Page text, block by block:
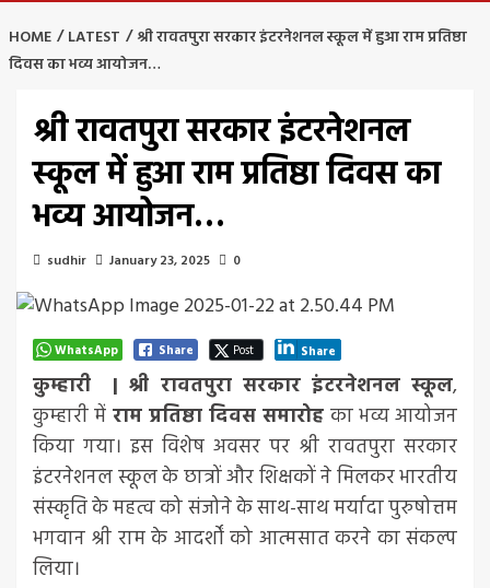
HOME LATEST
श्री रावतपुरा सरकार इंटरनेशनल स्कूल में हुआ राम प्रतिष्ठा
दिवस का भव्य आयोजन…
श्री रावतपुरा सरकार इंटरनेशनल
स्कूल में हुआ राम प्रतिष्ठा दिवस का
भव्य आयोजन…
sudhir January 23, 2025 0
WhatsApp Share Post Share
कुम्हारी | श्री रावतपुरा सरकार इंटरनेशनल स्कूल,
कुम्हारी में राम प्रतिष्ठा दिवस समारोह का भव्य आयोजन
किया गया। इस विशेष अवसर पर श्री रावतपुरा सरकार
इंटरनेशनल स्कूल के छात्रों और शिक्षकों ने मिलकर भारतीय
संस्कृति के महत्व को संजोने के साथ-साथ मर्यादा पुरुषोत्तम
भगवान श्री राम के आदर्शों को आत्मसात करने का संकल्प
लिया।